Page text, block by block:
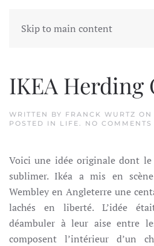
Skip to main content
Tag:Herding cats
IKEA Herding
WRITTEN BY FRANCK WURTZ ON
POSTED IN LIFE. NO COMMENTS
Voici une idée originale dont
sublimer. Ikéa a mis en
Wembley en Angleterre une
lachés en liberté. L’idée
déambuler à leur aise entre
composent l’intérieur d’un